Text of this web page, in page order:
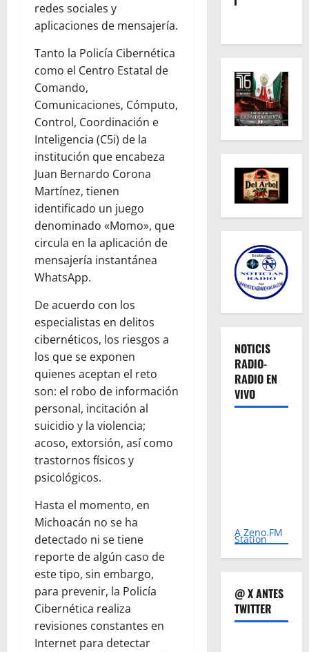
redes sociales y
aplicaciones de mensajería.
Tanto la Policía Cibernética
como el Centro Estatal de
Comando,
Comunicaciones, Cómputo,
Control, Coordinación e
Inteligencia (C5i) de la
institución que encabeza
Juan Bernardo Corona
Martínez, tienen
identificado un juego
denominado «Momo», que
circula en la aplicación de
mensajería instantánea
WhatsApp.
De acuerdo con los
especialistas en delitos
cibernéticos, los riesgos a
los que se exponen
quienes aceptan el reto
son: el robo de información
personal, incitación al
suicidio y la violencia;
acoso, extorsión, así como
trastornos físicos y
psicológicos.
Hasta el momento, en
Michoacán no se ha
detectado ni se tiene
reporte de algún caso de
este tipo, sin embargo,
para prevenir, la Policía
Cibernética realiza
revisiones constantes en
Internet para detectar
NOTICIS
RADIO-
RADIO EN
VIVO
A Zeno.FM
Station
@ X ANTES
TWITTER